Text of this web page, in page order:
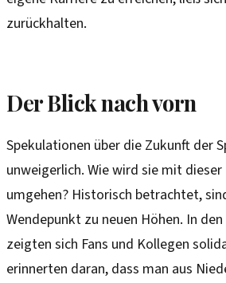
zurückhalten.
Der Blick nach vorn
Spekulationen über die Zukunft der
unweigerlich. Wie wird sie mit
umgehen? Historisch betrachtet,
Wendepunkt zu neuen Höhen. In
zeigten sich Fans und Kollegen
erinnerten daran, dass man aus